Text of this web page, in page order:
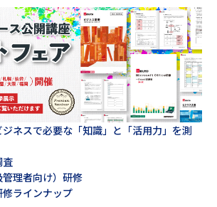
ジネスで必要な「知識」と「活用力」を測
査
管理者向け）研修
修ラインナップ